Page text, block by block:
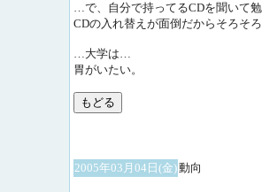
…で、自分で持ってるCDを聞いて
CDの入れ替えが面倒だからそろそ
…大学は…
胃がいたい。
2005年03月04日(金)動向